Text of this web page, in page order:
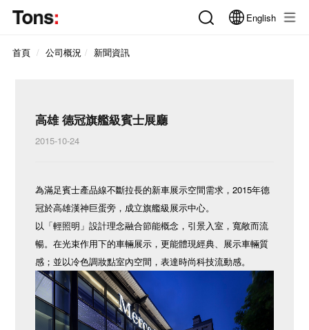
English
首頁 公司概況 新聞資訊
高雄 德冠旗艦級賓士展廳
2015-10-24
為滿足賓士產品線不斷拉長的新車展示空間需求，2015年德
冠於高雄漢神巨蛋旁，成立旗艦級展示中心。
以「輕照明」設計理念融合節能概念，引景入室，寬敞而流
暢。在光束作用下的車輛展示，更能體現經典、展示車輛質
感；並以冷色調妝點室內空間，表達時尚科技流動感。